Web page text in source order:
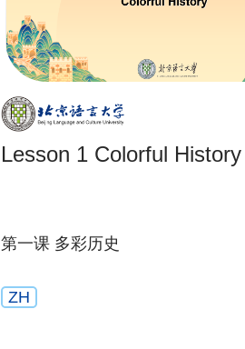
Lesson 1 Colorful History
第一课 多彩历史
ZH